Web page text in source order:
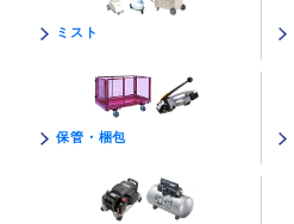
ミスト
保管・梱包